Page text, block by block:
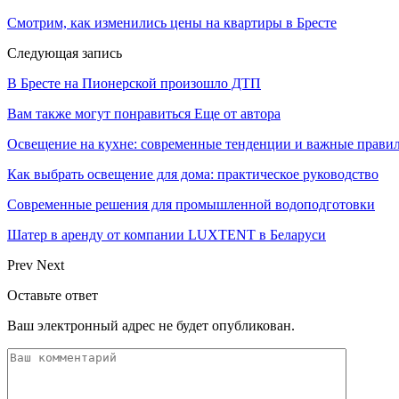
Смотрим, как изменились цены на квартиры в Бресте
Следующая запись
В Бресте на Пионерской произошло ДТП
Вам также могут понравиться Еще от автора
Освещение на кухне: современные тенденции и важные
Как выбрать освещение для дома: практическое руководство
Современные решения для промышленной водоподготовки
Шатер в аренду от компании LUXTENT в Беларуси
Prev Next
Оставьте ответ
Ваш электронный адрес не будет опубликован.